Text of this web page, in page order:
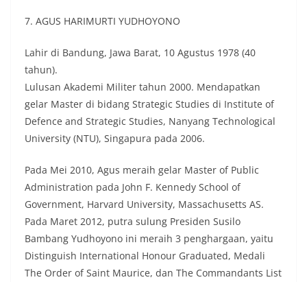
7. AGUS HARIMURTI YUDHOYONO
Lahir di Bandung, Jawa Barat, 10 Agustus 1978 (40
tahun).
Lulusan Akademi Militer tahun 2000. Mendapatkan
gelar Master di bidang Strategic Studies di Institute of
Defence and Strategic Studies, Nanyang Technological
University (NTU), Singapura pada 2006.
Pada Mei 2010, Agus meraih gelar Master of Public
Administration pada John F. Kennedy School of
Government, Harvard University, Massachusetts AS.
Pada Maret 2012, putra sulung Presiden Susilo
Bambang Yudhoyono ini meraih 3 penghargaan, yaitu
Distinguish International Honour Graduated, Medali
The Order of Saint Maurice, dan The Commandants List